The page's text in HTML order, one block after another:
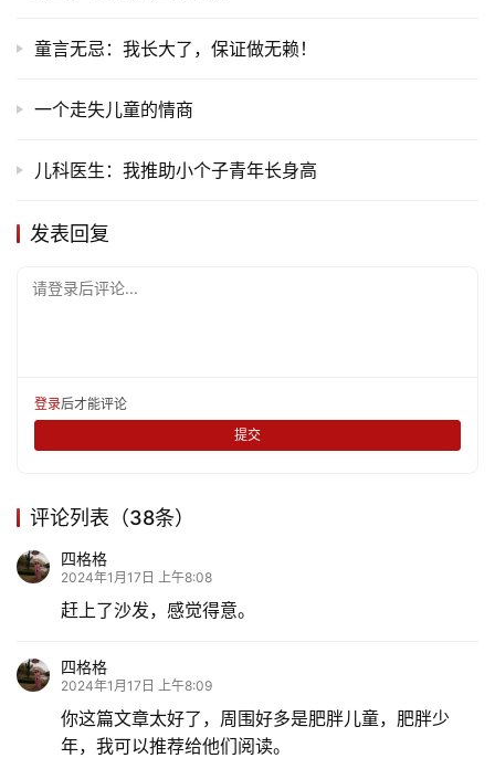
文
化
活
童言无忌：我长大了，保证做无赖！
一个走失儿童的情商
儿科医生：我推助小个子青年长身高
发表回复
请登录后评论...
登录后才能评论
提交
评论列表（38条）
四格格
2024年1月17日 上午8:08
赶上了沙发，感觉得意。
四格格
2024年1月17日 上午8:09
你这篇文章太好了，周围好多是肥胖儿童，肥胖少
年，我可以推荐给他们阅读。